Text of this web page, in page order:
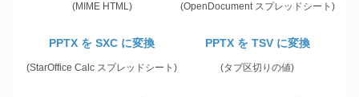
(MIME HTML) (OpenDocument スプレッドシート)
PPTX を SXC に変換
(StarOffice Calc スプレッドシート)
PPTX を TSV に変換
(タブ区切りの値)